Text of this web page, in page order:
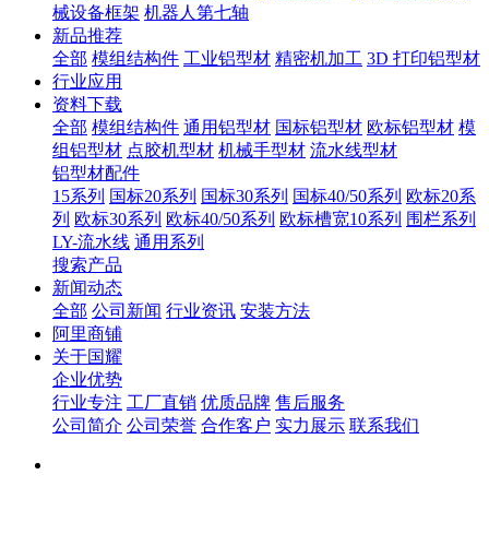
械设备框架 机器人第七轴
新品推荐
全部 模组结构件 工业铝型材 精密机加工 3D 打印铝型材
行业应用
资料下载
全部 模组结构件 通用铝型材 国标铝型材 欧标铝型材 模
组铝型材 点胶机型材 机械手型材 流水线型材
铝型材配件
15系列 国标20系列 国标30系列 国标40/50系列 欧标20系
列 欧标30系列 欧标40/50系列 欧标槽宽10系列 围栏系列
LY-流水线 通用系列
搜索产品
新闻动态
全部 公司新闻 行业资讯 安装方法
阿里商铺
关于国耀
企业优势
行业专注 工厂直销 优质品牌 售后服务
公司简介 公司荣誉 合作客户 实力展示 联系我们